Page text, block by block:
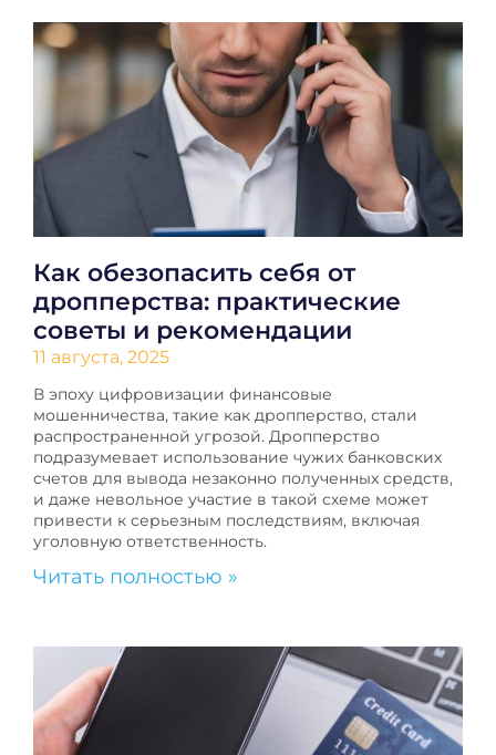
Как обезопасить себя от
дропперства: практические
советы и рекомендации
11 августа, 2025
В эпоху цифровизации финансовые
мошенничества, такие как дропперство, стали
распространенной угрозой. Дропперство
подразумевает использование чужих банковских
счетов для вывода незаконно полученных средств,
и даже невольное участие в такой схеме может
привести к серьезным последствиям, включая
уголовную ответственность.
Читать полностью »